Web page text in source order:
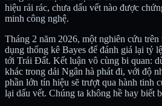
hiệu rải rác, chưa dấu vết nào được
minh công nghệ.
Tháng 2 năm 2026, một nghiên cứu
dụng thống kê Bayes để đánh giá lại tỷ
tới Trái Đất. Kết luận vô cùng bi quan:
khác trong dải Ngân hà phát đi, với độ
phần lớn tín hiệu sẽ trượt qua hành tinh
lại dấu vết. Chúng ta không hề hay biết